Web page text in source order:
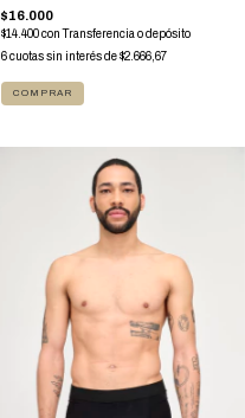
$16.000
$14.400con Transferencia o depósito
6 cuotas sin interés de$2.666,67
COMPRAR